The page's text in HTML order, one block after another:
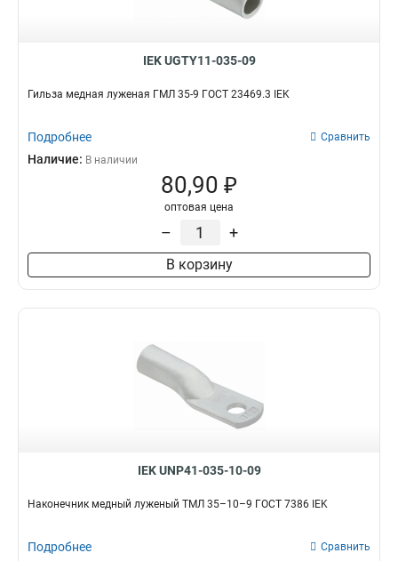
IEK UGTY11-035-09
Гильза медная луженая ГМЛ 35-9 ГОСТ 23469.3 IEK
Подробнее Сравнить
Наличие: В наличии
80,90 ₽
оптовая цена
– +
В корзину
IEK UNP41-035-10-09
Наконечник медный луженый ТМЛ 35–10–9 ГОСТ 7386 IEK
Подробнее Сравнить